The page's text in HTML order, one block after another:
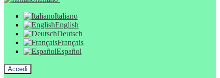
Italiano
English
Deutsch
Français
Español
Accedi